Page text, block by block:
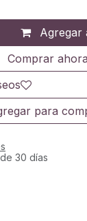
Agregar
Comprar ahora
para
30 días